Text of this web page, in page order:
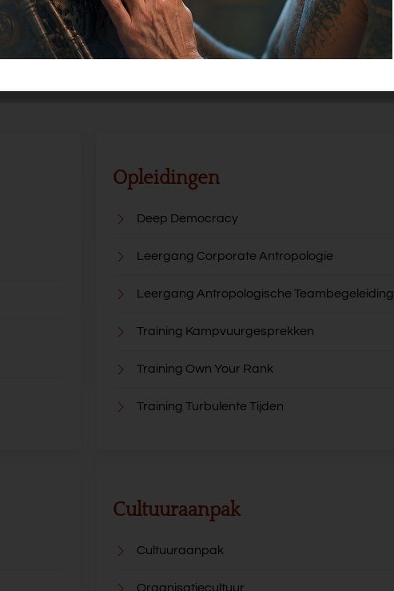
Werken met de onderstroom van organisaties. Ruimte voor de
informatie over deze training
Opleidingen
Deep Democracy
Leergang Corporate Antropologie
Leergang Antropologische Teambegeleiding
Training Kampvuurgesprekken
Training Own Your Rank
Training Turbulente Tijden
Cultuuraanpak
Cultuuraanpak
Organisatiecultuur